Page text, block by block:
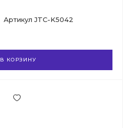
Артикул JTC-K5042
В КОРЗИНУ